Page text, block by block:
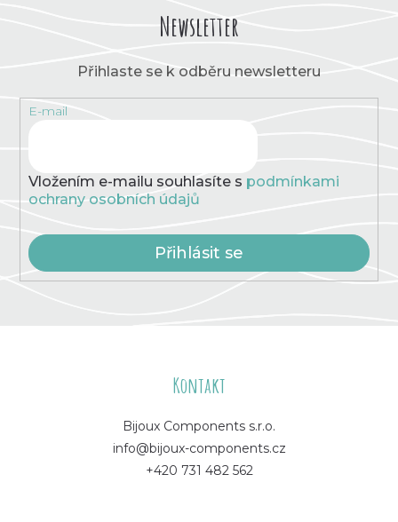
Newsletter
Přihlaste se k odběru newsletteru
E-mail
Vložením e-mailu souhlasíte s podmínkami
ochrany osobních údajů
Přihlásit se
Kontakt
Bijoux Components s.r.o.
info@bijoux-components.cz
+420 731 482 562